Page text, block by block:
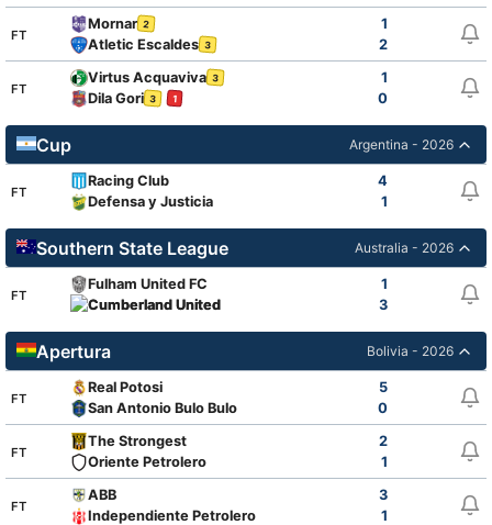
FT
Mornar 2
1
Atletic Escaldes 3 2
FT
Virtus Acquaviva 3
1
Dila Gori 3 1 0
Cup Argentina - 2026
FT
Racing Club
4
Defensa y Justicia
1
Southern State League Australia - 2026
FT
Fulham United FC
1
Cumberland United
3
Apertura Bolivia - 2026
FT
Real Potosi
5
San Antonio Bulo Bulo
0
FT
The Strongest
2
Oriente Petrolero
1
FT
ABB
3
Independiente Petrolero
1